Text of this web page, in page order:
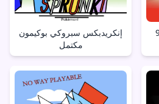
إنكريدبكس سبروكي بوكيمون
مكتمل